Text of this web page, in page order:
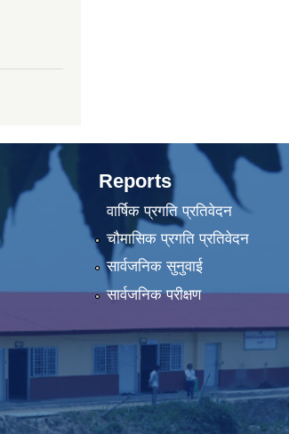
Reports
वार्षिक प्रगति प्रतिवेदन
चौमासिक प्रगति प्रतिवेदन
सार्वजनिक सुनुवाई
सार्वजनिक परीक्षण